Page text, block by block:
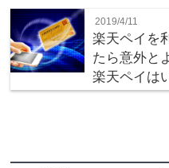
2019/4/11
楽天ペイを
たら意外と
楽天ペイは